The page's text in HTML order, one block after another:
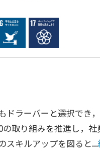
ラーバーと選択でき
取り組みを推進し，
スキルアップを図ると...